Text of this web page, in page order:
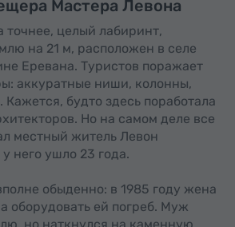
Мастера Левона
точнее, целый лабиринт,
на 21 м, расположен в селе
Еревана. Туристов поражает
аккуратные ниши, колонны,
Кажется, будто здесь поработала
Но на самом деле все
местный житель Левон
него ушло 23 года.
обыденно: в 1985 году жена
оборудовать ей погреб. Муж